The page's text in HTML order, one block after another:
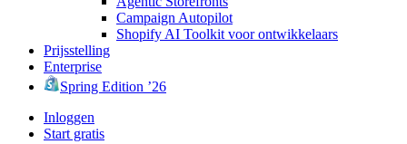
Campaign Autopilot
Shopify AI Toolkit voor ontwikkelaars
Prijsstelling
Enterprise
Spring Edition ’26
Inloggen
Start gratis